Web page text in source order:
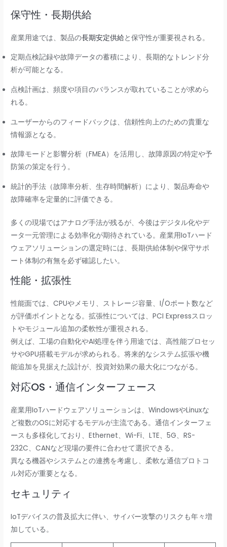
保守性・長期供給
産業用途では、製品の長期安定供給と保守性が重要視される。
定期点検記録や故障データの蓄積により、長期的なトレンド分
析が可能となる。
点検計画は、頻度や項目のバランスが取れていることが求めら
れる。
ユーザーからのフィードバックは、信頼性向上のための貴重な
情報源となる。
故障モードと影響分析（FMEA）を活用し、故障原因の特定や予
防策の策定を行う。
統計的手法（故障率分析、生存時間解析）により、製品寿命や
故障確率を定量的に評価できる。
多くの現場ではアナログ手法が残るが、今後はデジタル化やデ
ータ一元管理による効率化が期待されている。産業用IoTハード
ウェアソリューションの選定時には、長期供給体制や保守サポ
ート体制の有無を必ず確認したい。
性能・拡張性
性能面では、CPUやメモリ、ストレージ容量、I/Oポート数など
が評価ポイントとなる。拡張性については、PCI Expressスロッ
トやモジュール追加の柔軟性が重視される。
例えば、工場の自動化やAI処理を伴う用途では、高性能プロセッ
サやGPU搭載モデルが求められる。将来的なシステム拡張や機
能追加を見据えた設計が、投資対効果の最大化につながる。
対応OS・通信インターフェース
産業用IoTハードウェアソリューションは、WindowsやLinuxな
ど複数のOSに対応するモデルが主流である。通信インターフェ
ースも多様化しており、Ethernet、Wi-Fi、LTE、5G、RS-
232C、CANなど現場の要件に合わせて選択できる。
異なる機器やシステムとの連携を考慮し、柔軟な通信プロトコ
ル対応が重要となる。
セキュリティ
IoTデバイスの普及拡大に伴い、サイバー攻撃のリスクも年々増
加している。